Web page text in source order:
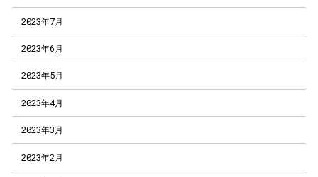
2023年7月
2023年6月
2023年5月
2023年4月
2023年3月
2023年2月